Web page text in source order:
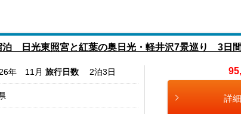
泊 日光東照宮と紅葉の奥日光・軽井沢7景巡り 3日間
年 11月 旅行日数 2泊3日
詳